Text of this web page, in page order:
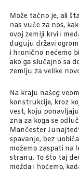
Može tačno je, ali
nas vuče za nos,
ovoj zemlji krvi i
duguju državi
i hronično nećemo
ako ga slučajno sa
zemlju za velike
Na kraju našeg
konstrukcije, kroz
vest, koju
zna za koga se
Mančester
spavanje, bez
možemo zaspati na
stranu. To što taj
možda i hoćemo,